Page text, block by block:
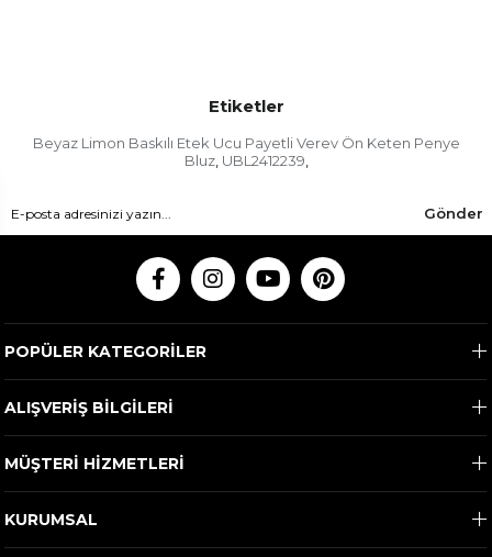
Etiketler
Beyaz Limon Baskılı Etek Ucu Payetli Verev Ön Keten Penye
Bluz, UBL2412239,
Gönder
POPÜLER KATEGORİLER
ALIŞVERİŞ BİLGİLERİ
MÜŞTERİ HİZMETLERİ
KURUMSAL